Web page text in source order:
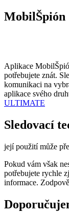
MobilŠpión
Aplikace
potřebujete znát.
komunikaci na
aplikace svého
ULTIMATE
Sledovací
její použití může
Pokud vám však
potřebujete rychle
informace.